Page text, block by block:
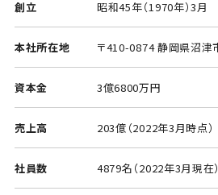
創立 昭和45年（1970年）3月
本社所在地 〒410-0874 静岡県沼津
資本金 3億6800万円
売上高 203億（2022年3月時点）
社員数 4879名（2022年3月現在）